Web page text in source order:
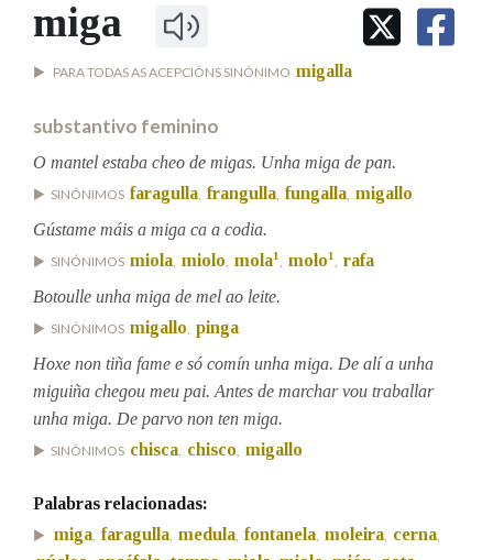
IDENTIDADE CORPORATIVA
MARCIAL DEL ADALID
CASA-MUSEO EMILIA PARDO
FIGURAS HOMENAXEADAS
HISTORIA
PORTAL DAS PALABRAS
Facebook
TwitterYoutubeInstagram
Bluesky
BUSCAR NOS LEMAS
Comeza por
Remata por
Contén
BUSCAR NO CONTIDO
Nas definicións
Na fraseoloxía
miga
PARA TODAS AS ACEPCIÓNS SINÓNIMO migalla
substantivo feminino
O mantel estaba cheo de migas. Unha miga de pan.
SINÓNIMOS faragulla, frangulla, fungalla, migallo
Gústame máis a miga ca a codia.
SINÓNIMOS miola, miolo, mola1, molo1, rafa
Botoulle unha miga de mel ao leite.
SINÓNIMOS migallo, pinga
Hoxe non tiña fame e só comín unha miga. De alí a unha
miguiña chegou meu pai. Antes de marchar vou traballar
unha miga. De parvo non ten miga.
SINÓNIMOS chisca, chisco, migallo
Palabras relacionadas:
miga, faragulla, medula, fontanela, moleira, cerna,